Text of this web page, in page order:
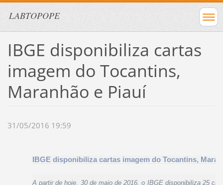
LABTOPOPE
IBGE disponibiliza cartas
imagem do Tocantins,
Maranhão e Piauí
31/05/2016 19:59
IBGE disponibiliza cartas imagem do Tocantins,
A partir de hoje, 30 de maio de 2016, o IBGE disponibiliza 25